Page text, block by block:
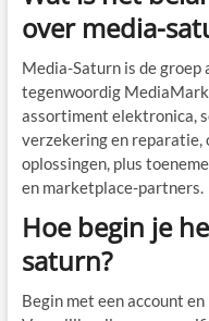
over media-
Media-Saturn is de
tegenwoordig
assortiment elektronica,
verzekering en reparatie,
oplossingen, plus
en marketplace-partners.
Hoe begin je
saturn?
Begin met een account